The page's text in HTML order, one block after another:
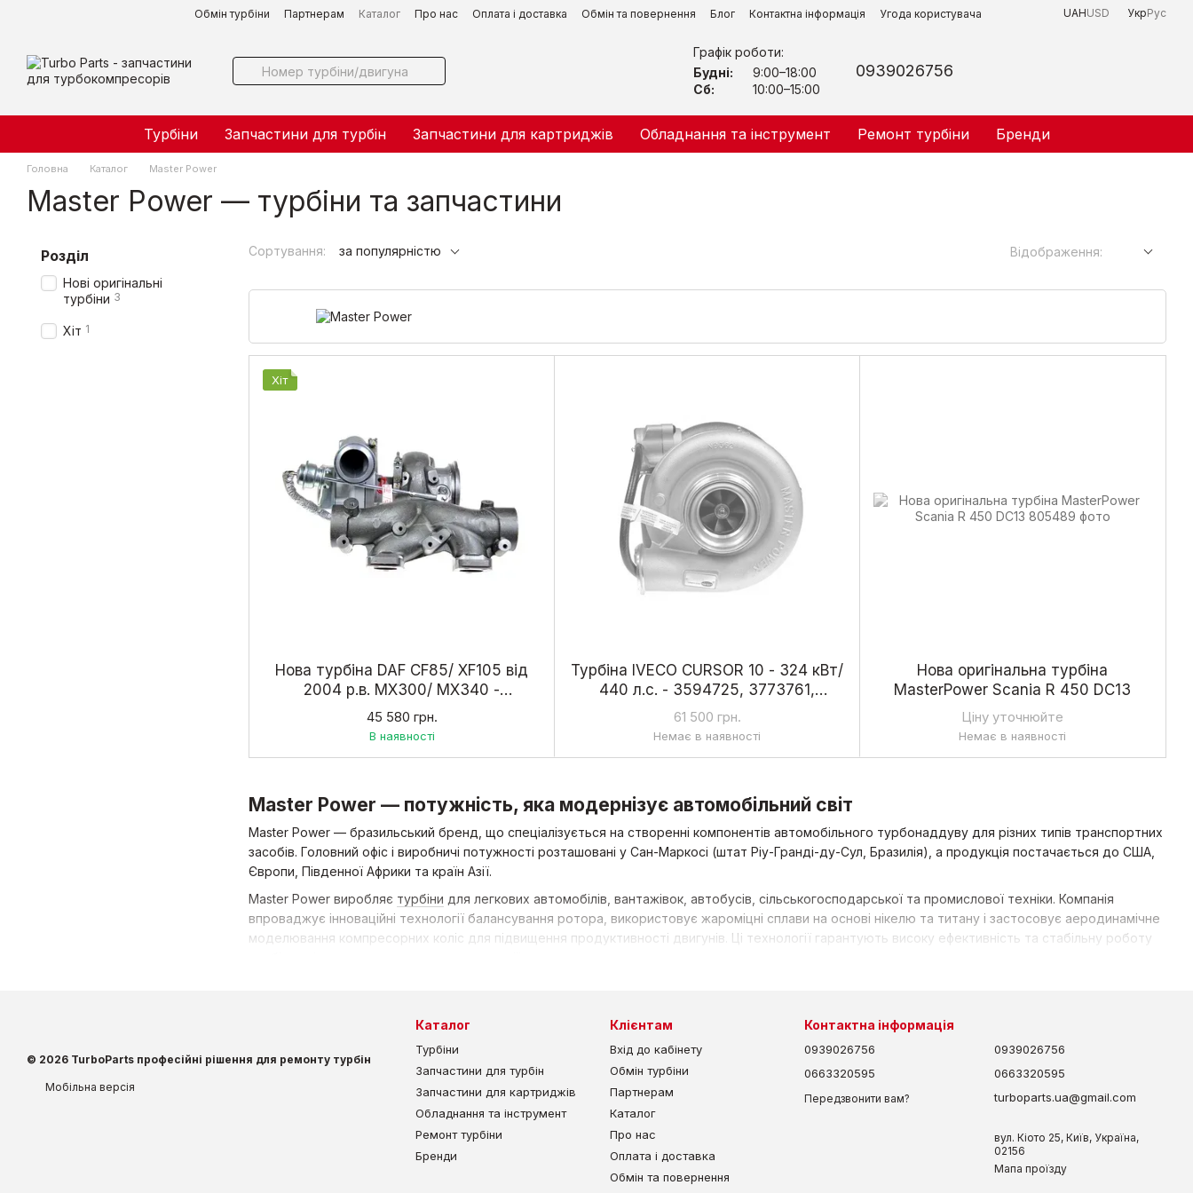
Перейти до основного контентуОбмін турбіни Партнерам Каталог Про нас Оплата і доставка Обмін та повернення Блог Контактна інформація Угода користувача UAHUSD УкрРус
Графік роботи:
Будні:
9:00–18:00
Сб:
10:00–15:00
0939026756
Турбіни Запчастини для турбін Запчастини для картриджів Обладнання та інструмент Ремонт турбіни Бренди
Головна Каталог Master Power
Master Power — турбіни та запчастини
Сортування: за популярністю Відображення:
Master Power — потужність, яка модернізує автомобільний світ
Master Power — бразильський бренд, що спеціалізується на створенні компонентів автомобільного турбонаддуву для різних типів транспортних
засобів. Головний офіс і виробничі потужності розташовані у Сан-Маркосі (штат Ріу-Гранді-ду-Сул, Бразилія), а продукція постачається до США,
Європи, Південної Африки та країн Азії.
Master Power виробляє турбіни для легкових автомобілів, вантажівок, автобусів, сільськогосподарської та промислової техніки. Компанія
впроваджує інноваційні технології балансування ротора, використовує жароміцні сплави на основі нікелю та титану і застосовує аеродинамічне
моделювання компресорних коліс для підвищення продуктивності двигунів. Ці технології гарантують високу ефективність та стабільну роботу
Хіт
Нова турбіна DAF CF85/ XF105 від
2004 р.в. MX300/ MX340 -
13870710003, 13879700030,
13879700009
45 580 грн.
В наявності
Турбіна IVECO CURSOR 10 - 324 кВт/
440 л.с. - 3594725, 3773761,
4033101, 4043380, 4046961
61 500 грн.
Немає в наявності
Нова оригінальна турбіна
MasterPower Scania R 450 DC13
Ціну уточнюйте
Немає в наявності
Розділ
Нові оригінальні
турбіни 3
Хіт 1
© 2026 TurboParts професійні рішення для ремонту турбін
Мобільна версія
Каталог
Турбіни
Запчастини для турбін
Запчастини для картриджів
Обладнання та інструмент
Ремонт турбіни
Бренди
Клієнтам
Вхід до кабінету
Обмін турбіни
Партнерам
Каталог
Про нас
Оплата і доставка
Обмін та повернення
Контактна інформація
0939026756
0663320595
Передзвонити вам?
0939026756
0663320595
turboparts.ua@gmail.com
вул. Кіото 25, Київ, Україна,
02156
Мапа проїзду